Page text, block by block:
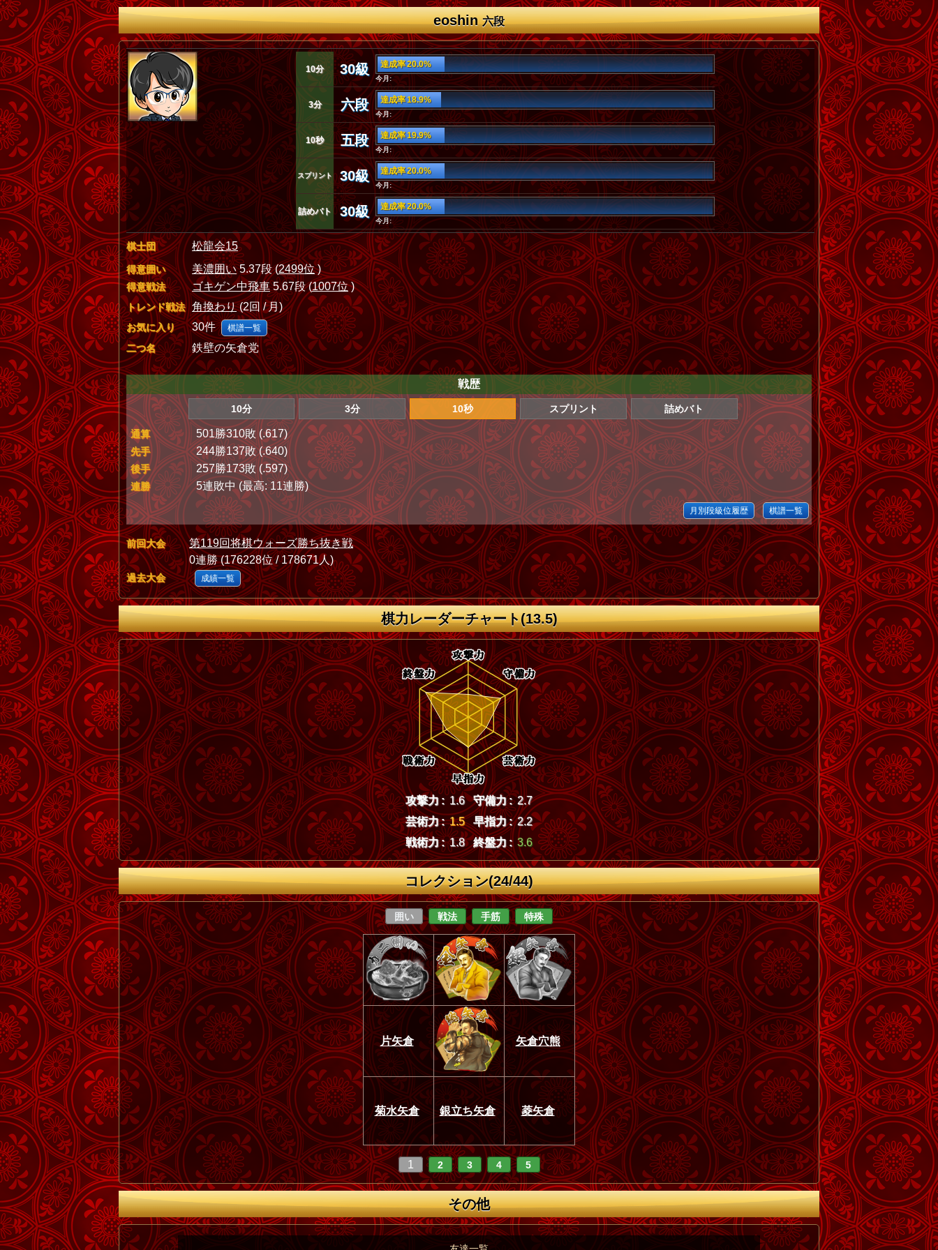
eoshin六段
10分 30級 達成率 20.0%
今月:
3分 六段 達成率 18.9%
今月:
10秒 五段 達成率 19.9%
今月:
スプリント 30級 達成率 20.0%
今月:
詰めバト 30級 達成率 20.0%
今月:
棋士団 松龍会15
得意囲い 美濃囲い5.37段 (2499位)
得意戦法 ゴキゲン中飛車5.67段 (1007位)
トレンド戦法 角換わり(2回 / 月)
お気に入り 30件 棋譜一覧
二つ名 鉄壁の矢倉党
戦歴
10分 3分 10秒 スプリント 詰めバト
通算 501勝310敗 (.617)
先手 244勝137敗 (.640)
後手 257勝173敗 (.597)
連勝 5連敗中 (最高: 11連勝)
月別段級位履歴 棋譜一覧
前回大会
第119回将棋ウォーズ勝ち抜き戦
0連勝 (176228位 / 178671人)
過去大会 成績一覧
棋力レーダーチャート(13.5)
攻撃力 : 1.6 守備力 : 2.7
芸術力 : 1.5 早指力 : 2.2
戦術力 : 1.8 終盤力 : 3.6
コレクション(24/44)
囲い 戦法 手筋 特殊
片矢倉 矢倉穴熊
菊水矢倉 銀立ち矢倉 菱矢倉
1 2 3 4 5
その他